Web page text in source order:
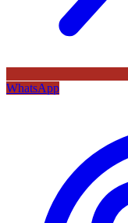
WhatsApp